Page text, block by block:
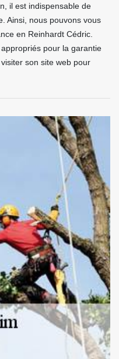
il est indispensable de
Ainsi, nous pouvons vous
en Reinhardt Cédric.
pour la garantie
son site web pour